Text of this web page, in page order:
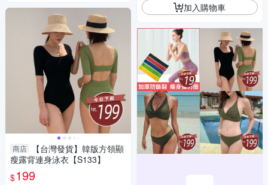
商店
【台灣發貨】韓版方領顯
瘦露背連身泳衣【S133】
$199
加入購物車